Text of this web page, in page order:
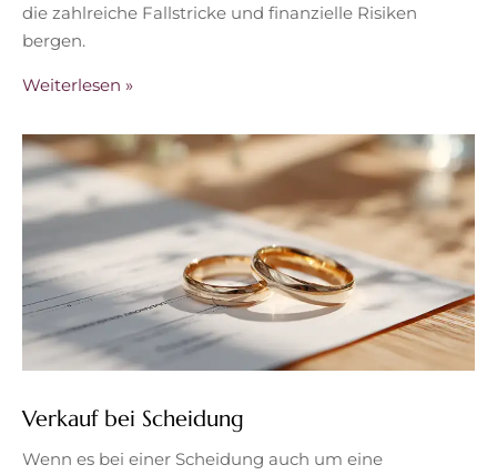
die zahlreiche Fallstricke und finanzielle Risiken
bergen.
Weiterlesen »
Verkauf bei Scheidung
Wenn es bei einer Scheidung auch um eine